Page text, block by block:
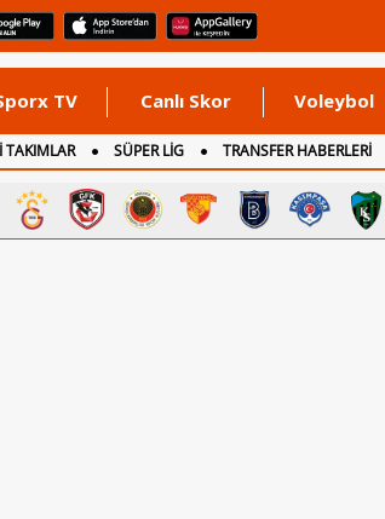
TV Canlı Skor Voleybol
TAKIMLAR SÜPER LİG TRANSFER HABERLERİ